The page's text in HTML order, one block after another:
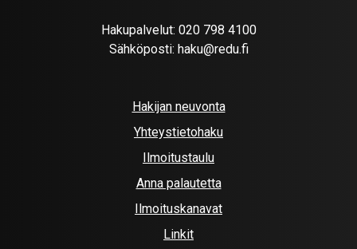
Hakupalvelut: 020 798 4100
Sähköposti: haku@redu.fi
Hakijan neuvonta
Yhteystietohaku
Ilmoitustaulu
Anna palautetta
Ilmoituskanavat
Linkit